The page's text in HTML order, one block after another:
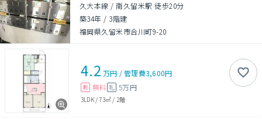
久大本線 / 南久留米駅 徒歩20分
築34年 / 3階建
福岡県久留米市合川町9-20
4.2 万円 /管理費3,600円
敷 無料 礼 5万円
3LDK/73㎡ / 2階